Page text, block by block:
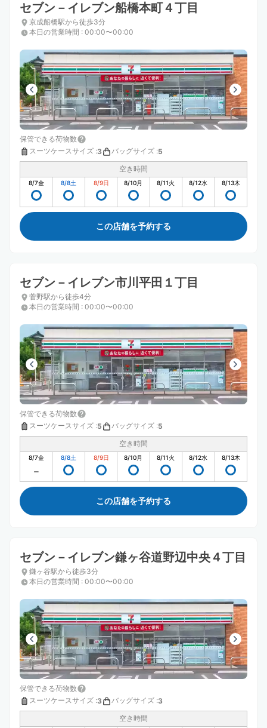
セブン－イレブン船橋本町４丁目
京成船橋駅から徒歩3分
本日の営業時間 : 00:00〜00:00
保管できる荷物数
スーツケースサイズ :3 バッグサイズ :5
空き時間
8/7金 8/8土 8/9日 8/10月 8/11火 8/12水 8/13木
この店舗を予約する
セブン－イレブン市川平田１丁目
菅野駅から徒歩4分
本日の営業時間 : 00:00〜00:00
保管できる荷物数
スーツケースサイズ :5 バッグサイズ :5
空き時間
8/7金 8/8土 8/9日 8/10月 8/11火 8/12水 8/13木
この店舗を予約する
セブン－イレブン鎌ヶ谷道野辺中央４丁目
鎌ヶ谷駅から徒歩3分
本日の営業時間 : 00:00〜00:00
保管できる荷物数
スーツケースサイズ :3 バッグサイズ :3
空き時間